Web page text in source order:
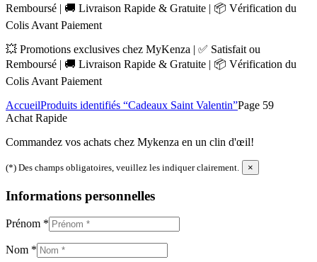
Remboursé | 🚚 Livraison Rapide & Gratuite | 📦 Vérification du
Colis Avant Paiement
💥 Promotions exclusives chez MyKenza | ✅ Satisfait ou
Remboursé | 🚚 Livraison Rapide & Gratuite | 📦 Vérification du
Colis Avant Paiement
AccueilProduits identifiés “Cadeaux Saint Valentin”Page 59
Achat Rapide
Commandez vos achats chez Mykenza en un clin d'œil!
(*) Des champs obligatoires, veuillez les indiquer clairement. ×
Informations personnelles
Prénom *
Nom *